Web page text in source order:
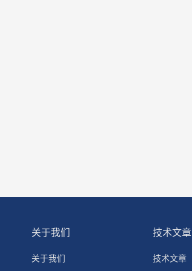
关于我们
关于我们
技术文章
技术文章